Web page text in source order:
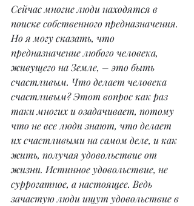
Сейчас многие люди находятся в
поиске собственного предназначения.
Но я могу сказать, что
предназначение любого человека,
живущего на Земле, – это быть
счастливым. Что делает человека
счастливым? Этот вопрос как раз
таки многих и озадачивает, потому
что не все люди знают, что делает
их счастливыми на самом деле, и как
жить, получая удовольствие от
жизни. Истинное удовольствие, не
суррогатное, а настоящее. Ведь
зачастую люди ищут удовольствие в